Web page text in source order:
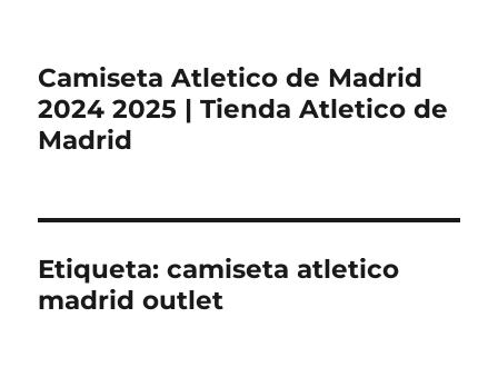
Camiseta Atletico de Madrid
2024 2025 | Tienda Atletico de
Madrid
Etiqueta:camiseta atletico
madrid outlet